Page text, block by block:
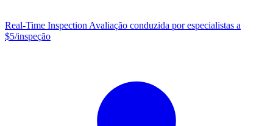
Real-Time Inspection Avaliação conduzida por especialistas a
$5/inspeção